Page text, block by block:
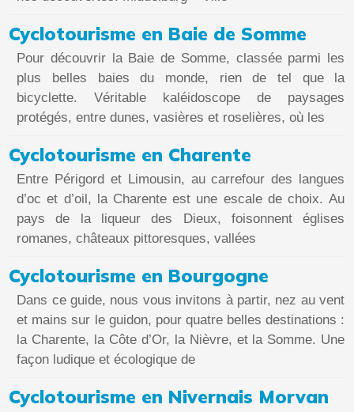
Cyclotourisme en Baie de Somme
Pour découvrir la Baie de Somme, classée parmi les
plus belles baies du monde, rien de tel que la
bicyclette. Véritable kaléidoscope de paysages
protégés, entre dunes, vasières et roselières, où les
Cyclotourisme en Charente
Entre Périgord et Limousin, au carrefour des langues
d’oc et d’oil, la Charente est une escale de choix. Au
pays de la liqueur des Dieux, foisonnent églises
romanes, châteaux pittoresques, vallées
Cyclotourisme en Bourgogne
Dans ce guide, nous vous invitons à partir, nez au vent
et mains sur le guidon, pour quatre belles destinations :
la Charente, la Côte d’Or, la Nièvre, et la Somme. Une
façon ludique et écologique de
Cyclotourisme en Nivernais Morvan